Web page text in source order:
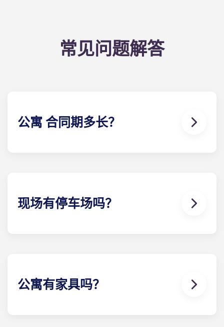
常见问题解答
公寓 合同期多长？
现场有停车场吗？
道要开车时，请务必通知当地团队 。
公寓有家具吗？